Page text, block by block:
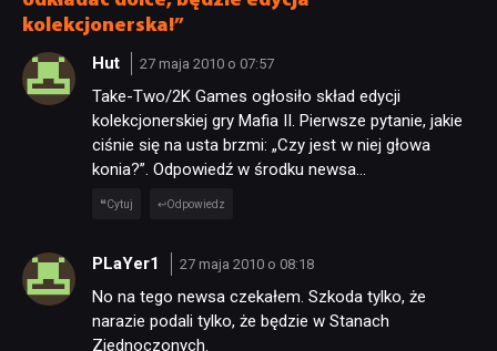
kolekcjonerska!”
Hut 27 maja 2010 o 07:57
Take-Two/2K Games ogłosiło skład edycji
kolekcjonerskiej gry Mafia II. Pierwsze pytanie, jakie
ciśnie się na usta brzmi: „Czy jest w niej głowa
konia?”. Odpowiedź w środku newsa…
Cytuj Odpowiedz
PLaYer1 27 maja 2010 o 08:18
No na tego newsa czekałem. Szkoda tylko, że
narazie podali tylko, że będzie w Stanach
Zjednoczonych.